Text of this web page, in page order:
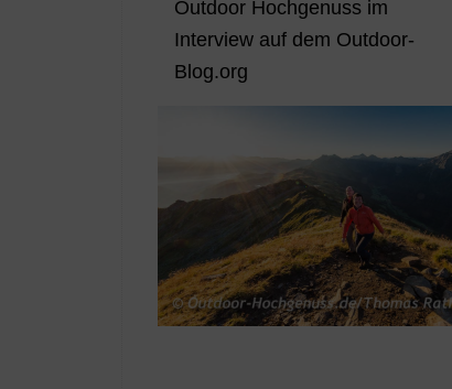
Outdoor Hochgenuss im
Interview auf dem Outdoor-
Blog.org